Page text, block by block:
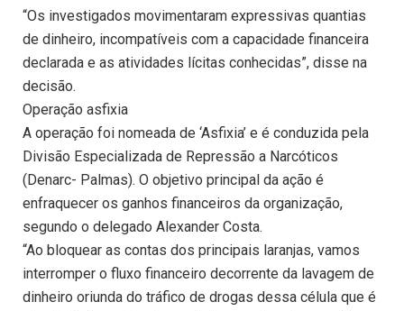
“Os investigados movimentaram expressivas quantias
de dinheiro, incompatíveis com a capacidade financeira
declarada e as atividades lícitas conhecidas”, disse na
decisão.
Operação asfixia
A operação foi nomeada de ‘Asfixia’ e é conduzida pela
Divisão Especializada de Repressão a Narcóticos
(Denarc- Palmas). O objetivo principal da ação é
enfraquecer os ganhos financeiros da organização,
segundo o delegado Alexander Costa.
“Ao bloquear as contas dos principais laranjas, vamos
interromper o fluxo financeiro decorrente da lavagem de
dinheiro oriunda do tráfico de drogas dessa célula que é